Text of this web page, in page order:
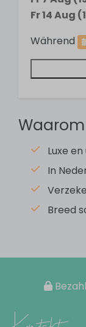
2
Sink
Double sink
Toilet
3 bedrooms
Dishwasher
Fr 14 Aug
Während
Luxe
In
Breed